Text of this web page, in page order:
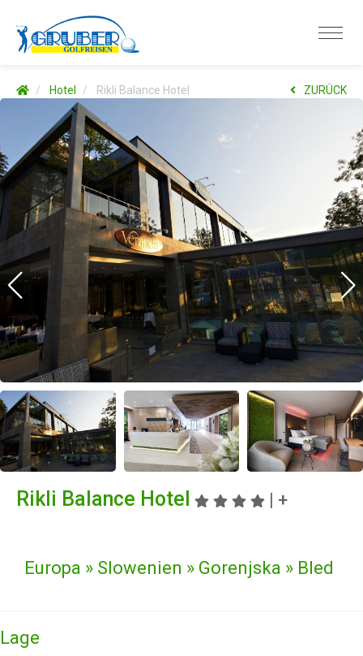
Hotel Rikli Balance Hotel ZURÜCK
Rikli Balance Hotel | +
Europa » Slowenien » Gorenjska » Bled
Lage